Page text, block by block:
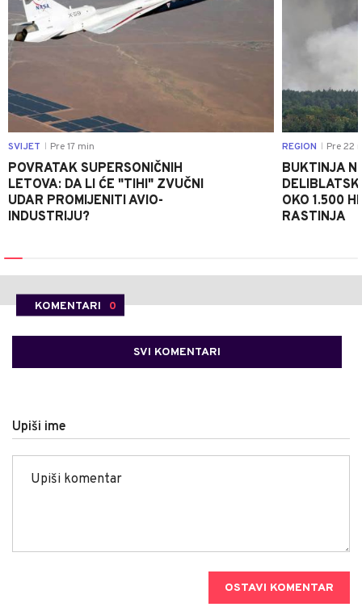
SVIJET Pre 17 min
POVRATAK SUPERSONIČNIH
LETOVA: DA LI ĆE "TIHI" ZVUČNI
UDAR PROMIJENITI AVIO-
INDUSTRIJU?
REGION Pre 22
BUKTINJA
OKO 1.500
RASTINJA
KOMENTARI 0
SVI KOMENTARI
Upiši ime
OSTAVI KOMENTAR